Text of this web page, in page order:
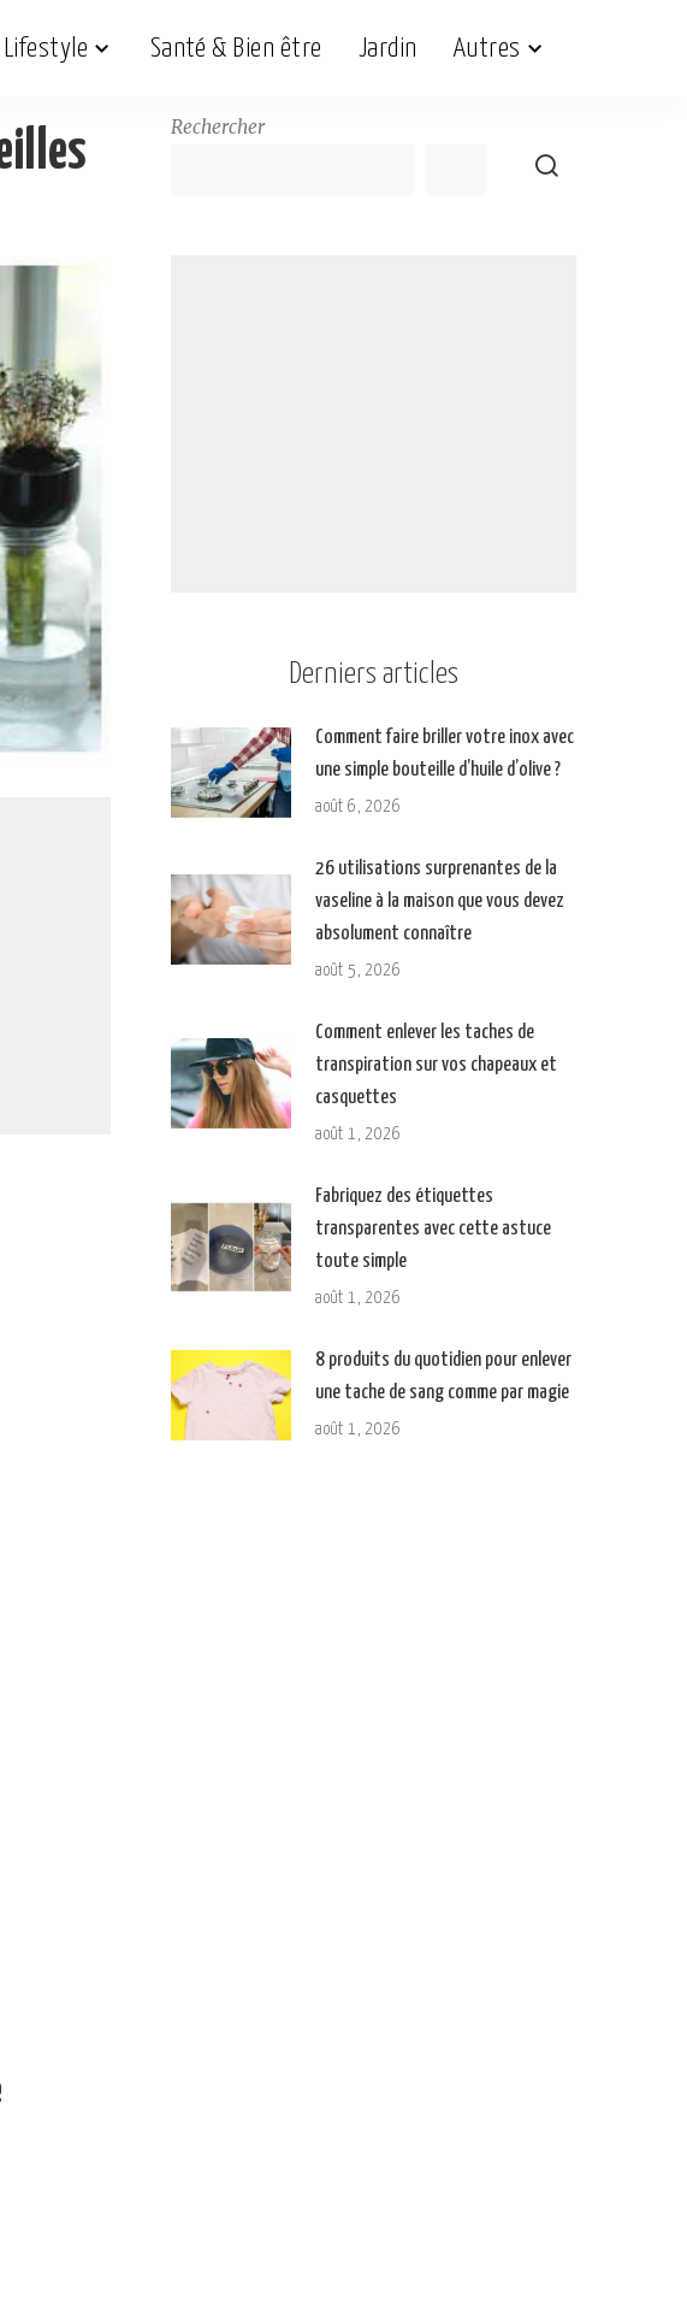
Lifestyle Santé & Bien être Jardin Autres
Rechercher
Derniers articles
Comment faire briller votre inox avec
une simple bouteille d’huile d’olive ?
août 6, 2026
26 utilisations surprenantes de la
vaseline à la maison que vous devez
absolument connaître
août 5, 2026
Comment enlever les taches de
transpiration sur vos chapeaux et
casquettes
août 1, 2026
Fabriquez des étiquettes
transparentes avec cette astuce
toute simple
août 1, 2026
8 produits du quotidien pour enlever
une tache de sang comme par magie
août 1, 2026